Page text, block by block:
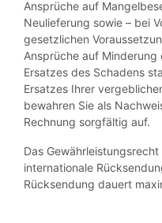
Ansprüche auf
Neulieferung sowie – bei
gesetzlichen
Ansprüche auf
Ersatzes des Schadens
Ersatzes Ihrer
bewahren Sie als
Rechnung sorgfältig auf.
Das
internationale
Rücksendung dauert